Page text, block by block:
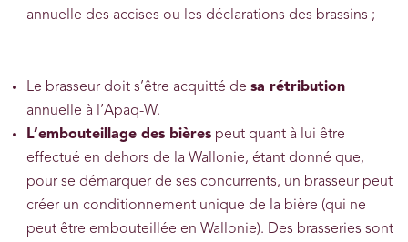
annuelle des accises ou les déclarations des brassins ;
Le brasseur doit s’être acquitté desa rétribution
annuelle à l’Apaq-W.
L’embouteillage des bières peut quant à lui être
effectué en dehors de la Wallonie, étant donné que,
pour se démarquer de ses concurrents, un brasseur peut
créer un conditionnement unique de la bière (qui ne
peut être embouteillée en Wallonie). Des brasseries sont